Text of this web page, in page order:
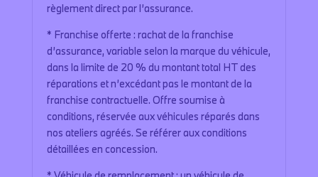
règlement direct par l’assurance.
* Franchise offerte : rachat de la franchise
d’assurance, variable selon la marque du véhicule,
dans la limite de 20 % du montant total HT des
réparations et n’excédant pas le montant de la
franchise contractuelle. Offre soumise à
conditions, réservée aux véhicules réparés dans
nos ateliers agréés. Se référer aux conditions
détaillées en concession.